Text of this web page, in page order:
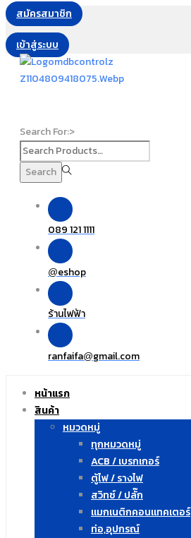
สมัครสมาชิก
เข้าสู่ระบบ
Search For:>
Search
089 121 1111
@eshop
ร้านไฟฟ้า
ranfaifa@gmail.com
หน้าแรก
สินค้า
หมวดหมู่
ทุกหมวดหมู่
ACB / เบรกเกอร์
ตู้ไฟ / รางไฟ
สวิทซ์ / ปลั๊ก
แมกเนติกคอนแทคเตอร์
ท่อ,อุปกรณ์